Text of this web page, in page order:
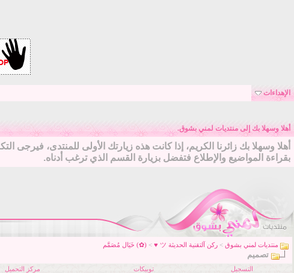
الإهداءات
أهلا وسهلا بك إلى منتديات لمني بشوق.
أهلا وسهلا بك زائرنا الكريم، إذا كانت هذه زيارتك الأولى للمنتدى، فيرجى
بقراءة المواضيع والإطلاع فتفضل بزيارة القسم الذي ترغب أدناه.
منتديات لمني بشوق > ركن آلتقنية الحديثة ツ ♥ > (✿) خَيَال مُصَمَّم
تصميم
التسجيل توبيكات مركز التحميل